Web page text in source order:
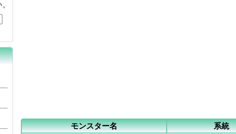
モンスター名 系統